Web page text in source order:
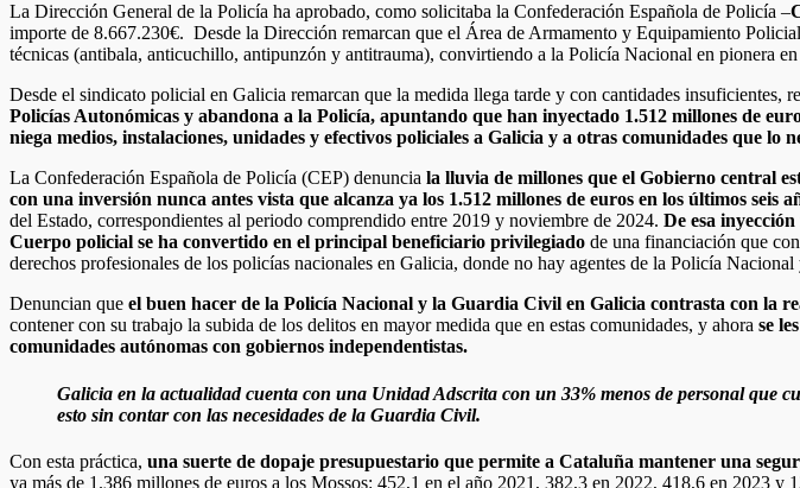
La Dirección General de la Policía ha aprobado, como solicitaba la Confederación Española de Policía –
importe de 8.667.230€. Desde la Dirección remarcan que el Área de Armamento y Equipamiento
técnicas (antibala, anticuchillo, antipunzón y antitrauma), convirtiendo a la Policía Nacional en pionera
Desde el sindicato policial en Galicia remarcan que la medida llega tarde y con cantidades insuficientes,
Policías Autonómicas y abandona a la Policía, apuntando que han inyectado 1.512 millones de
niega medios, instalaciones, unidades y efectivos policiales a Galicia y a otras comunidades que lo
La Confederación Española de Policía (CEP) denuncia la lluvia de millones que el Gobierno central
con una inversión nunca antes vista que alcanza ya los 1.512 millones de euros en los últimos seis
del Estado, correspondientes al periodo comprendido entre 2019 y noviembre de 2024. De esa
Cuerpo policial se ha convertido en el principal beneficiario privilegiado de una financiación que
derechos profesionales de los policías nacionales en Galicia, donde no hay agentes de la Policía
Denuncian que el buen hacer de la Policía Nacional y la Guardia Civil en Galicia contrasta con la
contener con su trabajo la subida de los delitos en mayor medida que en estas comunidades, y ahora se
comunidades autónomas con gobiernos independentistas.
Galicia en la actualidad cuenta con una Unidad Adscrita con un 33% menos de personal que
esto sin contar con las necesidades de la Guardia Civil.
Con esta práctica, una suerte de dopaje presupuestario que permite a Cataluña mantener una
ya más de 1.386 millones de euros a los Mossos: 452,1 en el año 2021, 382,3 en 2022, 418,6 en 2023 y